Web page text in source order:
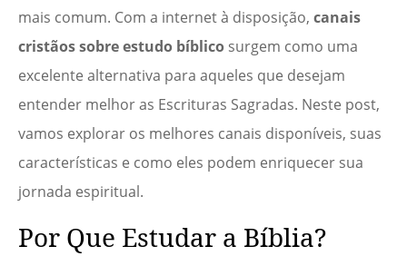
mais comum. Com a internet à disposição, canais
cristãos sobre estudo bíblico surgem como uma
excelente alternativa para aqueles que desejam
entender melhor as Escrituras Sagradas. Neste post,
vamos explorar os melhores canais disponíveis, suas
características e como eles podem enriquecer sua
jornada espiritual.
Por Que Estudar a Bíblia?